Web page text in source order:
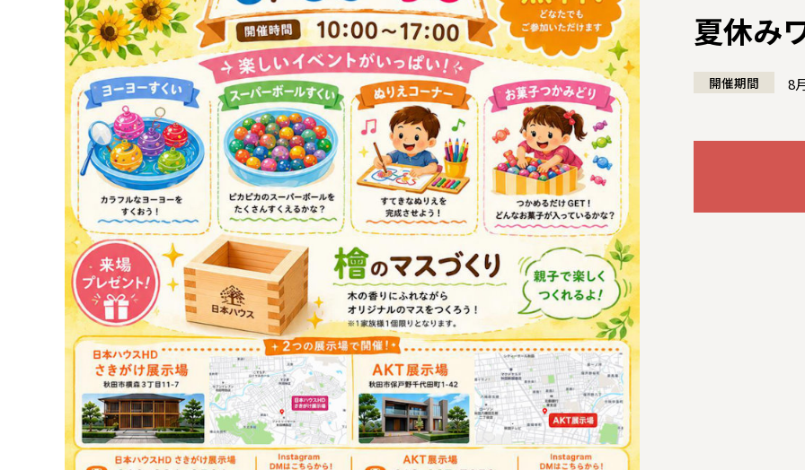
夏休み
開催期間 8
全国の展示場
北海道
札幌
道央
道北
道南
道東
東北
青森
秋田
岩手
山形
宮城
甲信越・北陸
新潟
山梨
長野
富山
関東
東京
神奈川
埼玉
東海
愛知
岐阜
近畿
大阪
中国・四国
お近くのイベント
北海道
札幌
札幌
小樽
道央
苫小牧千歳
小樽
道北
旭川
道南
函館
室蘭
道東
帯広
釧路
東北
青森県
八戸
青森
秋田県
秋田
岩手県
盛岡
北上
山形県
山形
宮城県
仙台
甲信越・北陸
新潟県
新潟
長岡
山梨県
甲府
長野県
長野
松本
富山県
富山
関東
東京都
世田谷
八王子
神奈川県
横浜
湘南
相模
東海
愛知県
名古屋
豊橋
岐阜県
岐阜
近畿
大阪府
大阪
中国・四国